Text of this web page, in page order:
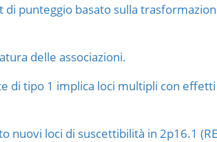
punteggio basato sulla
delle associazioni.
di tipo 1 implica loci multipli con effetti
nuovi loci di suscettibilità in 2p16.1